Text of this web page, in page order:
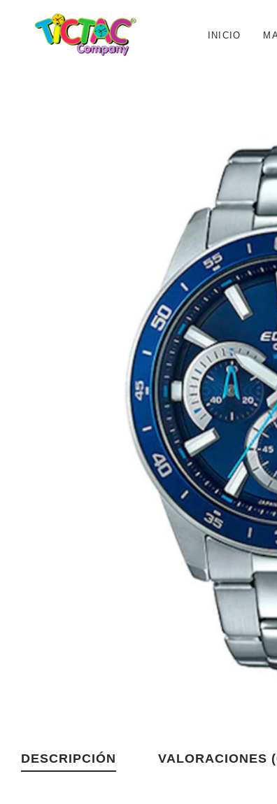
INICIO
DESCRIPCIÓN VALORACIONES